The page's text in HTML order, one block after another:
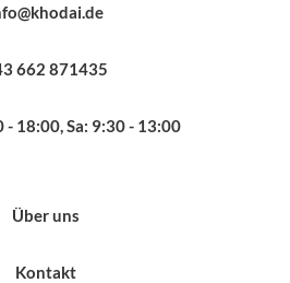
662 871435
- 18:00, Sa: 9:30 - 13:00
Über uns
Kontakt